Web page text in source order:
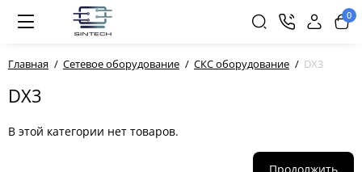
0
Главная Сетевое оборудование СКС оборудование DX3
DX3
В этой категории нет товаров.